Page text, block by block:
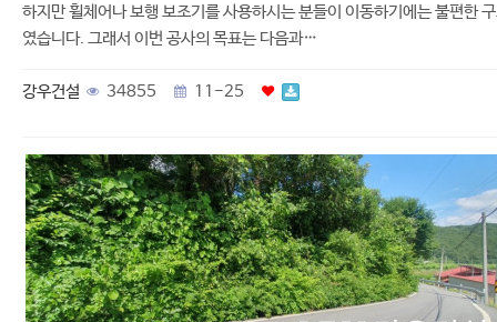
하지만 휠체어나 보행 보조기를 사용하시는 분들이 이동하기에는 불편한
였습니다. 그래서 이번 공사의 목표는 다음과…
강우건설 34855 11-25